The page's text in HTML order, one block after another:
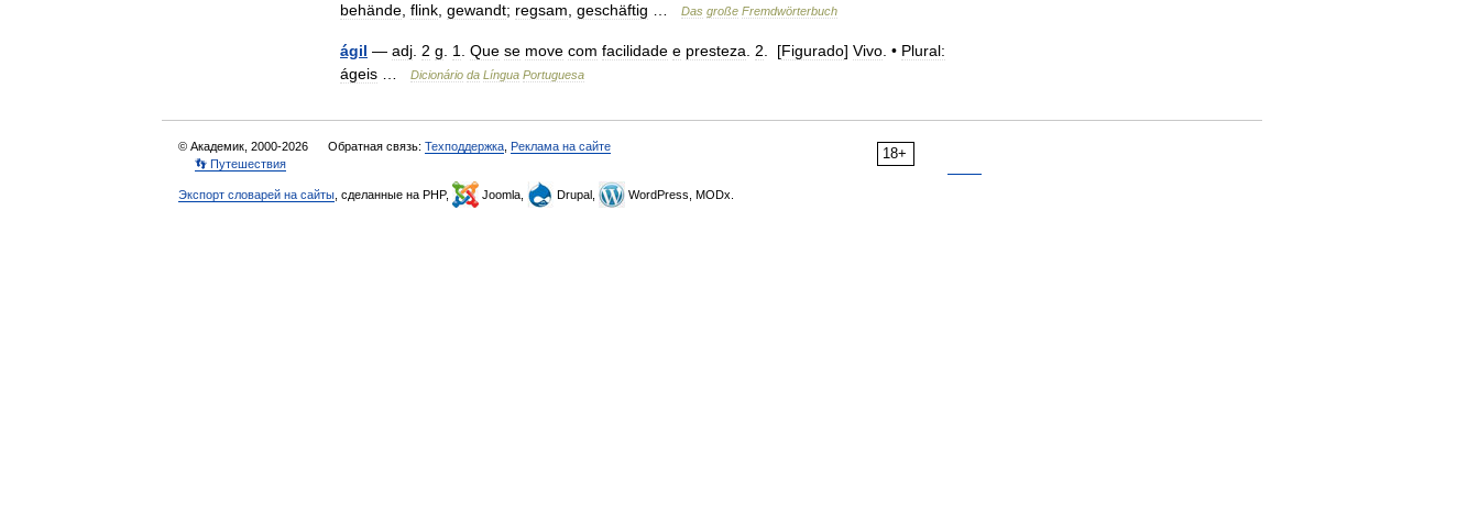
behände flink gewandt; regsam geschäftig Das große Fremdwörterbuch
ágil — adj 2 g 1 Que se move com facilidade e presteza 2 . [Figurado] Vivo . • Plural:
ágeis
Dicionário da Língua Portuguesa
18+
© Академик, 2000-2026 Обратная связь: Техподдержка Реклама на сайте
👣 Путешествия
Экспорт словарей на сайты , сделанные на PHP, Joomla, Drupal, WordPress, MODx.